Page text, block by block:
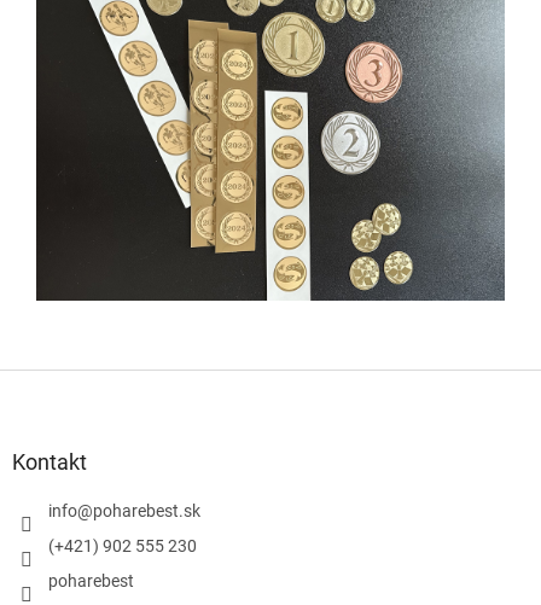
Kontakt
info@poharebest.sk
(+421) 902 555 230
poharebest